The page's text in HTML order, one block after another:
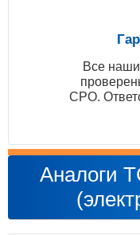
Все
СРО.
Аналоги